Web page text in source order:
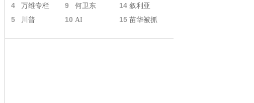
4 万维专栏 9 何卫东 14 叙利亚
5 川普 10 AI 15 苗华被抓